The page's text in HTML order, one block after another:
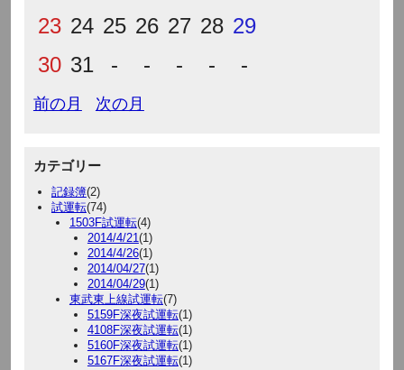
23 24 25 26 27 28 29
30 31 - - - - -
前の月 次の月
カテゴリー
記録簿(2)
試運転(74)
1503F試運転(4)
2014/4/21 (1)
2014/4/26(1)
2014/04/27(1)
2014/04/29(1)
東武東上線試運転(7)
5159F深夜試運転(1)
4108F深夜試運転(1)
5160F深夜試運転(1)
5167F深夜試運転(1)